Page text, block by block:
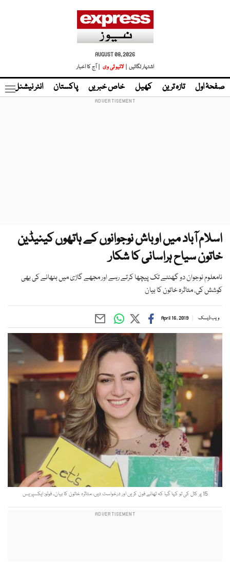
AUGUST 08, 2026
اشتہار لگائیں |
لائیو ٹی وی | آج کا اخبار
صفحۂ اول تازہ ترین کھیل خاص خبریں پاکستان انٹر نیشنل
اسلام آباد میں اوباش نوجوانوں کے ہاتھوں کینیڈین
خاتون سیاح ہراسانی کا شکار
نامعلوم نوجوان دو گھنٹے تک پیچھا کرتے رہے اور مجھے گاڑی میں بٹھانے کی بھی
کوشش کی، متاثرہ خاتون کا بیان
ویب ڈیسک April 16, 2019
15 پر کال کی تو کہا گیا کہ تھانے فون کریں اور درخواست دیں، متاثرہ خاتون کا بیان۔ فوٹو: ایکسپریس